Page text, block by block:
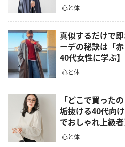
心と体
真似するだけで
ーデの秘訣は「
40代女性に学ぶ】
心と体
「どこで買った
垢抜ける40代向
でおしゃれ上級者
心と体